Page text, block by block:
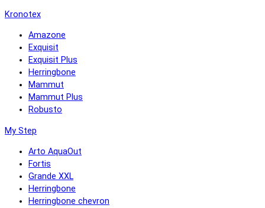
Kronotex
Amazone
Exquisit
Exquisit Plus
Herringbone
Mammut
Mammut Plus
Robusto
My Step
Arto AquaOut
Fortis
Grande XXL
Herringbone
Herringbone chevron